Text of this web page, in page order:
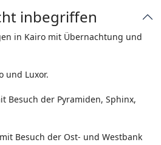
inbegriffen
in Kairo mit Übernachtung und
und Luxor.
Besuch der Pyramiden, Sphinx,
Besuch der Ost- und Westbank